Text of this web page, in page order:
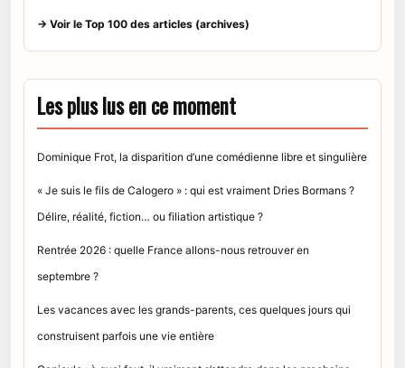
→ Voir le Top 100 des articles (archives)
Les plus lus en ce moment
Dominique Frot, la disparition d’une comédienne libre et singulière
« Je suis le fils de Calogero » : qui est vraiment Dries Bormans ?
Délire, réalité, fiction… ou filiation artistique ?
Rentrée 2026 : quelle France allons-nous retrouver en
septembre ?
Les vacances avec les grands-parents, ces quelques jours qui
construisent parfois une vie entière